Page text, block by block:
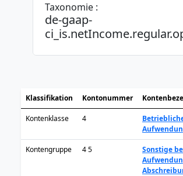
Taxonomie :
de-gaap-
Klassifikation Kontonummer
Kontenklasse 4
Kontengruppe 4 5
Sonstige